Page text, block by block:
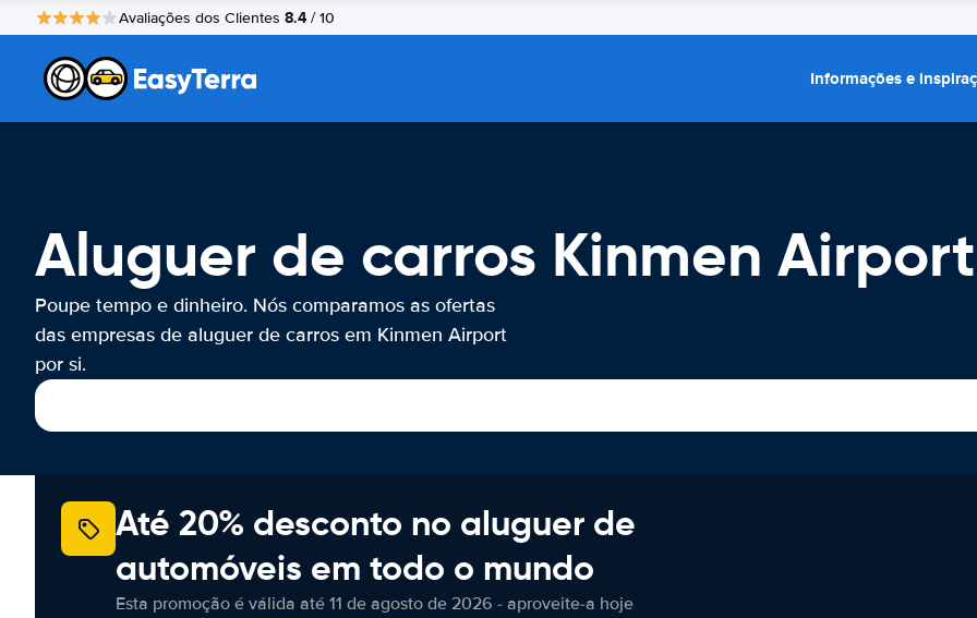
Avaliações dos Clientes 8.4 / 10
Informações e
Aluguer de carros Kinmen Airport
Poupe tempo e dinheiro. Nós comparamos as ofertas
das empresas de aluguer de carros em Kinmen Airport
por si.
Até 20% desconto no aluguer de
automóveis em todo o mundo
Esta promoção é válida até 11 de agosto de 2026 - aproveite-a hoje